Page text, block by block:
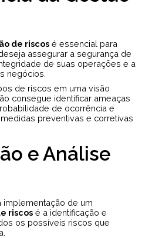
de riscos é essencial para
assegurar a segurança de
de suas operações e a
negócios.
de riscos em uma visão
consegue identificar ameaças
de ocorrência e
preventivas e corretivas
e Análise
implementação de um
riscos é a identificação e
os possíveis riscos que